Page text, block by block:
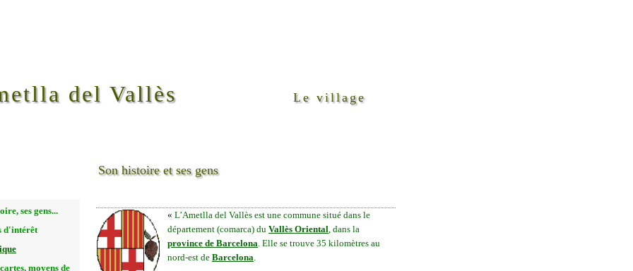
del Vallès Le village
Son histoire et ses gens
« L’Ametlla del Vallès est une commune situé dans le
département (comarca) duVallès Oriental, dans la
province de Barcelona. Elle se trouve 35 kilomètres au
nord-est deBarcelona.